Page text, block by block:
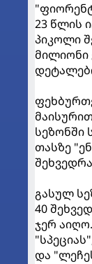
23 წლის
პიკოლი
მილიონი
სეზონში
თასზე
გასულ
40
ჯერ
და